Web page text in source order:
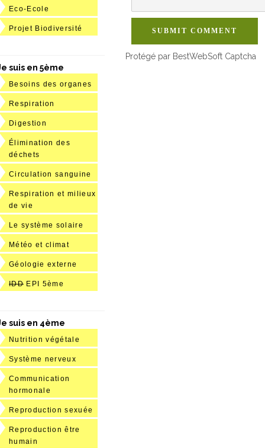
SUBMIT COMMENT
Protégé par BestWebSoft Captcha
Eco-Ecole
Projet Biodiversité
suis en 5ème
Besoins des organes
Respiration
Digestion
Élimination des
déchets
Circulation sanguine
Respiration et milieux
de vie
Le système solaire
Météo et climat
Géologie externe
IDD EPI 5ème
suis en 4ème
Nutrition végétale
Système nerveux
Communication
hormonale
Reproduction sexuée
Reproduction être
humain